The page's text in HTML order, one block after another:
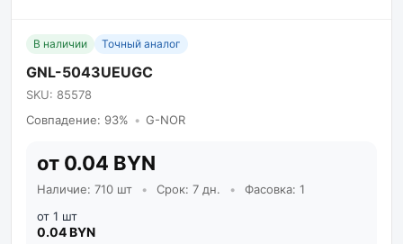
В наличии Точный аналог
GNL-5043UEUGC
SKU: 85578
Совпадение: 93% • G-NOR
от 0.04 BYN
Наличие: 710 шт • Срок: 7 дн. •
Фасовка: 1
от 1 шт
0.04 BYN